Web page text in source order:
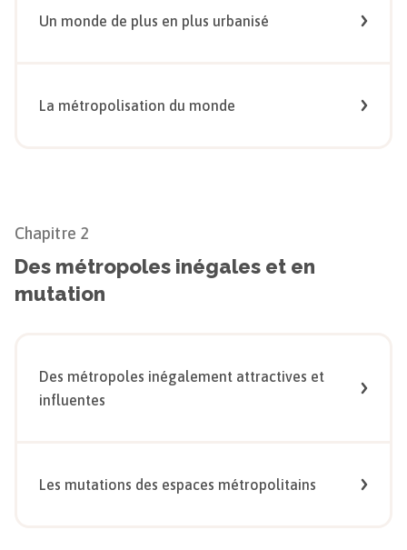
Un monde de plus en plus urbanisé
La métropolisation du monde
Chapitre 2
Des métropoles inégales et en
mutation
Des métropoles inégalement attractives et
influentes
Les mutations des espaces métropolitains